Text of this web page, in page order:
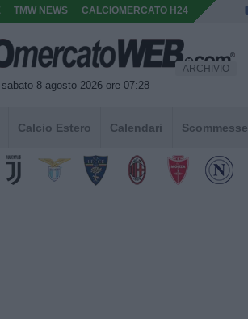
TMW NEWS CALCIOMERCATO H24
sabato 8 agosto 2026 ore 07:28
ARCHIVIO
Calcio Estero Calendari Scommesse